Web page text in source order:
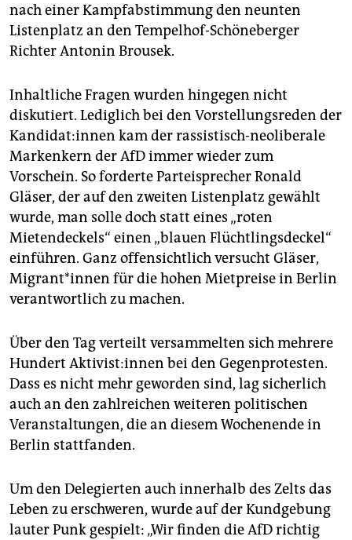
nach einer Kampfabstimmung den neunten
Listenplatz an den Tempelhof-Schöneberger
Richter Antonin Brousek.
Inhaltliche Fragen wurden hingegen nicht
diskutiert. Lediglich bei den Vorstellungsreden der
Kan­di­da­t:in­nen kam der rassistisch-neoliberale
Markenkern der AfD immer wieder zum
Vorschein. So forderte Parteisprecher Ronald
Gläser, der auf den zweiten Listenplatz gewählt
wurde, man solle doch statt eines „roten
Mietendeckels“ einen „blauen Flüchtlingsdeckel“
einführen. Ganz offensichtlich versucht Gläser,
Mi­gran­t*in­nen für die hohen Mietpreise in Berlin
verantwortlich zu machen.
Über den Tag verteilt versammelten sich mehrere
Hundert Ak­ti­vis­t:in­nen bei den Gegenprotesten.
Dass es nicht mehr geworden sind, lag sicherlich
auch an den zahlreichen weiteren politischen
Veranstaltungen, die an diesem Wochenende in
Berlin stattfanden.
Um den Delegierten auch innerhalb des Zelts das
Leben zu erschweren, wurde auf der Kundgebung
lauter Punk gespielt: „Wir finden die AfD richtig